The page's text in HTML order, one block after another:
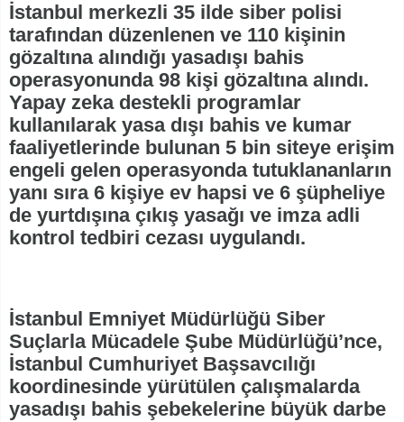
İstanbul merkezli 35 ilde siber polisi
tarafından düzenlenen ve 110 kişinin
gözaltına alındığı yasadışı bahis
operasyonunda 98 kişi gözaltına alındı.
Yapay zeka destekli programlar
kullanılarak yasa dışı bahis ve kumar
faaliyetlerinde bulunan 5 bin siteye erişim
engeli gelen operasyonda tutuklananların
yanı sıra 6 kişiye ev hapsi ve 6 şüpheliye
de yurtdışına çıkış yasağı ve imza adli
kontrol tedbiri cezası uygulandı.
İstanbul Emniyet Müdürlüğü Siber
Suçlarla Mücadele Şube Müdürlüğü’nce,
İstanbul Cumhuriyet Başsavcılığı
koordinesinde yürütülen çalışmalarda
yasadışı bahis şebekelerine büyük darbe